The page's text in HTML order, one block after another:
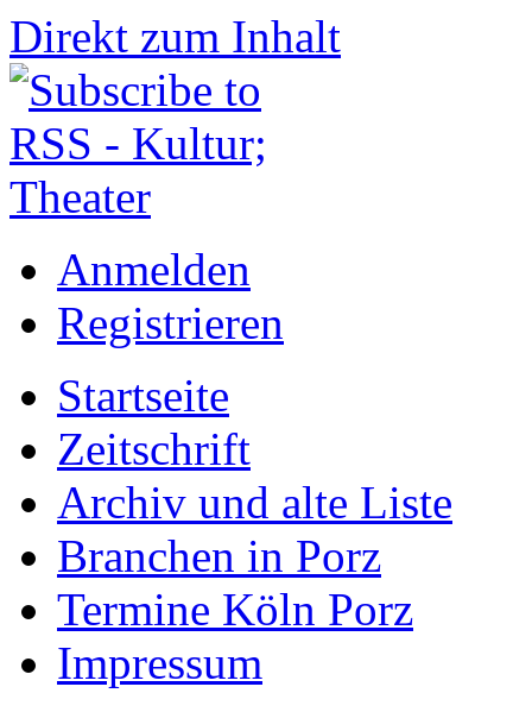
Direkt zum Inhalt
Anmelden
Registrieren
Startseite
Zeitschrift
Archiv und alte Liste
Branchen in Porz
Termine Köln Porz
Impressum